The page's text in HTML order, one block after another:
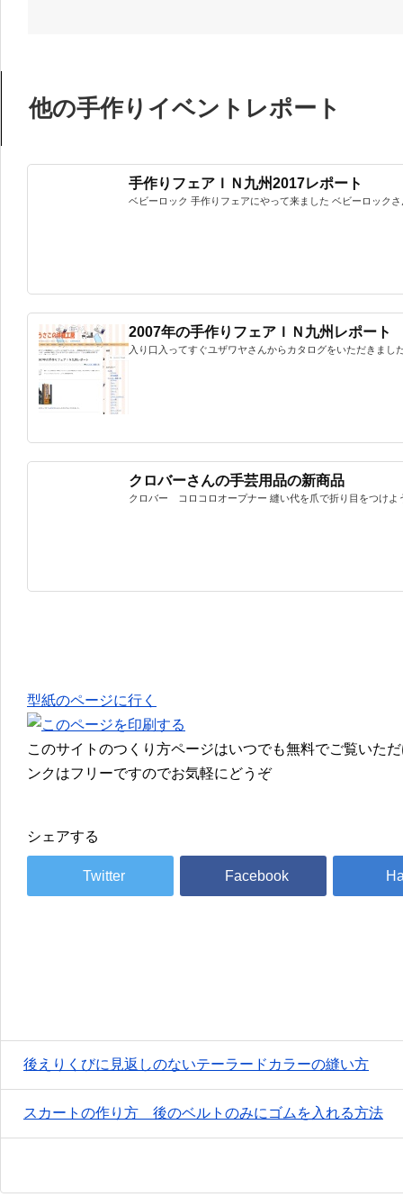
他の手作りイベントレポート
手作りフェアＩＮ九州2017レポート
ベビーロック 手作りフェアにやって来ました ベビーロック
2007年の手作りフェアＩＮ九州レポート
入り口入ってすぐユザワヤさんからカタログをいただきまし
クロバーさんの手芸用品の新商品
クロバー コロコロオープナー 縫い代を爪で折り目をつけよ
型紙のページに行く
このサイトのつくり方ページはいつでも無料でご覧いた
ンクはフリーですのでお気軽にどうぞ
シェアする
後えりくびに見返しのないテーラードカラーの縫い方
スカートの作り方 後のベルトのみにゴムを入れる方法